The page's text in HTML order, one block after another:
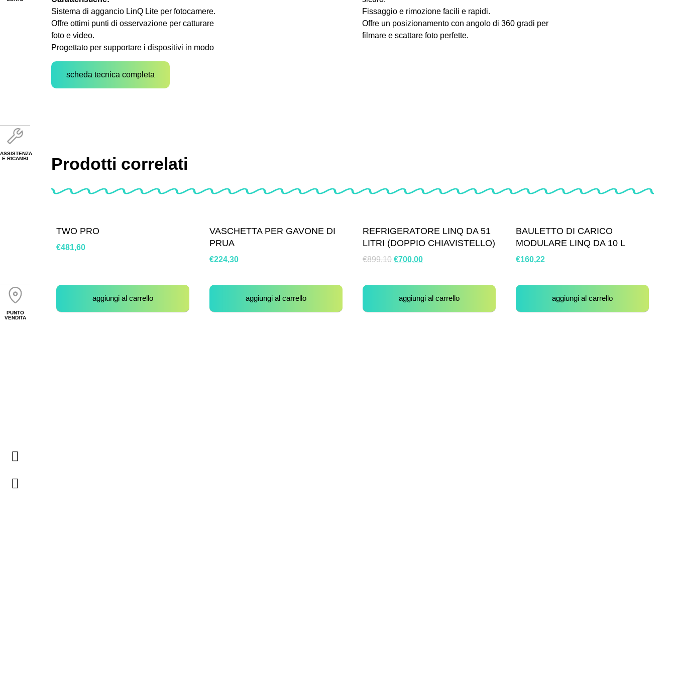
ASSISTENZA
E RICAMBI
PUNTO
VENDITA
Sistema di aggancio LinQ Lite per fotocamere.
Offre ottimi punti di osservazione per catturare
foto e video.
Progettato per supportare i dispositivi in modo
Fissaggio e rimozione facili e rapidi.
Offre un posizionamento con angolo di 360 gradi per
filmare e scattare foto perfette.
scheda tecnica completa
Prodotti correlati
TWO PRO
€481,60
aggiungi al carrello
VASCHETTA PER GAVONE DI
PRUA
€224,30
aggiungi al carrello
REFRIGERATORE LINQ DA 51
LITRI (DOPPIO CHIAVISTELLO)
€899,10 €700,00
aggiungi al carrello
BAULETTO DI CARICO
MODULARE LINQ DA 10 L
€160,22
aggiungi al carrello